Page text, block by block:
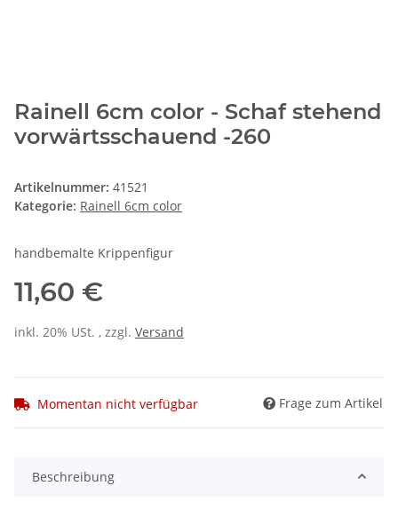
Rainell 6cm color - Schaf stehend
vorwärtsschauend -260
Artikelnummer: 41521
Kategorie: Rainell 6cm color
handbemalte Krippenfigur
11,60 €
inkl. 20% USt. , zzgl. Versand
Momentan nicht verfügbar Frage zum Artikel
Beschreibung